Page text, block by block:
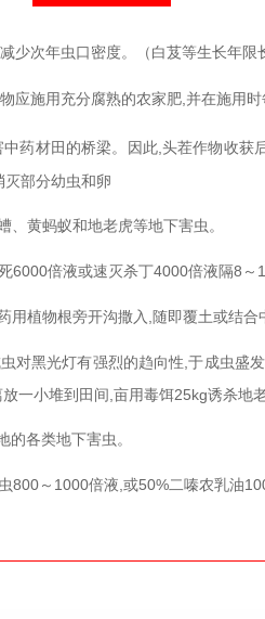
次年虫口密度。（白芨等生长年限
应施用充分腐熟的农家肥,并在施用
药材田的桥梁。因此,头茬作物收
部分幼虫和卵
黄蚂蚁和地老虎等地下害虫。
倍液或速灭杀丁4000倍液隔8
植物根旁开沟撒入,随即覆土或结合
对黑光灯有强烈的趋向性,于成虫
一小堆到田间,亩用毒饵25kg诱杀地
各类地下害虫。
800～1000倍液,或50%二嗪农乳油